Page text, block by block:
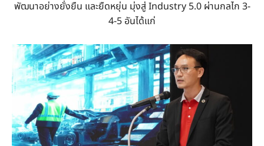
พัฒนาอย่างยั่งยืน และยืดหยุ่น มุ่งสู่ Industry 5.0 ผ่านกลไก 3-
4-5 อันได้แก่